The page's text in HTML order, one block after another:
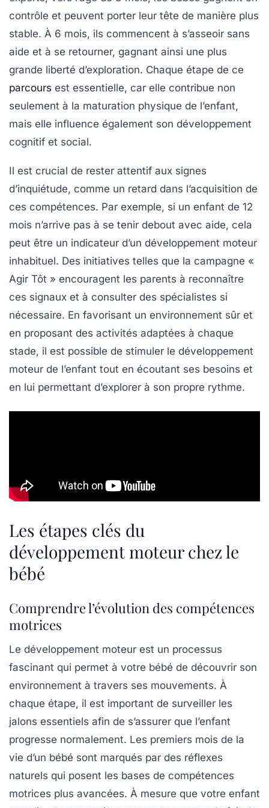
contrôle et peuvent porter leur tête de manière plus
stable. À 6 mois, ils commencent à s’asseoir sans
aide et à se retourner, gagnant ainsi une plus
grande liberté d’exploration. Chaque étape de ce
parcours est essentielle, car elle contribue non
seulement à la maturation physique de l’enfant,
mais elle influence également son développement
cognitif et social.
Il est crucial de rester attentif aux signes
d’inquiétude, comme un retard dans l’acquisition de
ces compétences. Par exemple, si un enfant de 12
mois n’arrive pas à se tenir debout avec aide, cela
peut être un indicateur d’un développement moteur
inhabituel. Des initiatives telles que la campagne «
Agir Tôt » encouragent les parents à reconnaître
ces signaux et à consulter des spécialistes si
nécessaire. En favorisant un environnement sûr et
en proposant des activités adaptées à chaque
stade, il est possible de stimuler le développement
moteur de l’enfant tout en écoutant ses besoins et
en lui permettant d’explorer à son propre rythme.
Les étapes clés du
développement moteur chez le
bébé
Comprendre l’évolution des compétences
motrices
Le développement moteur est un processus
fascinant qui permet à votre bébé de découvrir son
environnement à travers ses mouvements. À
chaque étape, il est important de surveiller les
jalons essentiels afin de s’assurer que l’enfant
progresse normalement. Les premiers mois de la
vie d’un bébé sont marqués par des réflexes
naturels qui posent les bases de compétences
motrices plus avancées. À mesure que votre enfant